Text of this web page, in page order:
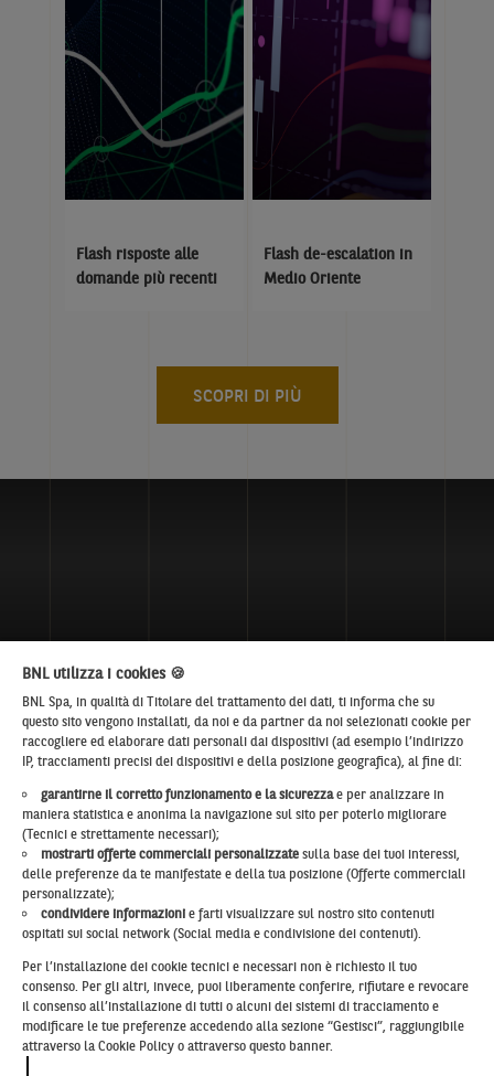
Flash risposte alle
domande più recenti
Flash de-escalation in
Medio Oriente
SCOPRI DI PIÙ
CHI SIAMO
I NOSTRI CLIENTI
CONSULENZA GLOBALE
MYEXPERT
BNL utilizza i cookies 🍪
BNL Spa, in qualità di Titolare del trattamento dei dati, ti informa che su
questo sito vengono installati, da noi e da partner da noi selezionati cookie per
raccogliere ed elaborare dati personali dai dispositivi (ad esempio l’indirizzo
IP, tracciamenti precisi dei dispositivi e della posizione geografica), al fine di:
garantirne il corretto funzionamento e la sicurezzae per analizzare in
maniera statistica e anonima la navigazione sul sito per poterlo migliorare
(Tecnici e strettamente necessari);
mostrarti offerte commerciali personalizzate sulla base dei tuoi interessi,
delle preferenze da te manifestate e della tua posizione (Offerte commerciali
personalizzate);
condividere informazioni e farti visualizzare sul nostro sito contenuti
ospitati sui social network (Social media e condivisione dei contenuti).
Per l’installazione dei cookie tecnici e necessari non è richiesto il tuo
consenso. Per gli altri, invece, puoi liberamente conferire, rifiutare e revocare
il consenso all’installazione di tutti o alcuni dei sistemi di tracciamento e
modificare le tue preferenze accedendo alla sezione “Gestisci”, raggiungibile
attraverso la Cookie Policy o attraverso questo banner.